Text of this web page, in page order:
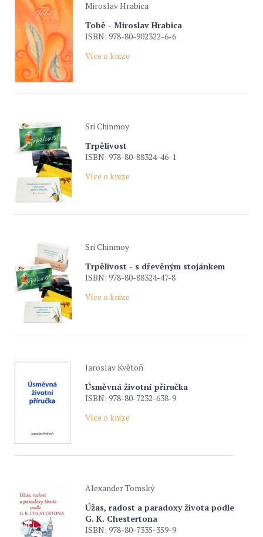
Miroslav Hrabica
Tobě - Miroslav Hrabica
ISBN: 978-80-902322-6-6
Více o knize
Sri Chinmoy
Trpělivost
ISBN: 978-80-88324-46-1
Více o knize
Sri Chinmoy
Trpělivost - s dřevěným stojánkem
ISBN: 978-80-88324-47-8
Více o knize
Jaroslav Květoň
Úsměvná životní příručka
ISBN: 978-80-7232-638-9
Více o knize
Alexander Tomský
Úžas, radost a paradoxy života podle
G. K. Chestertona
ISBN: 978-80-7335-359-9